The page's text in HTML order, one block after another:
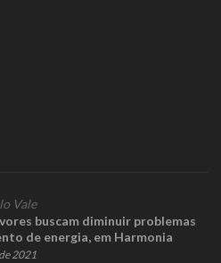
Vale
buscam diminuir problemas
de energia, em Harmonia
2021